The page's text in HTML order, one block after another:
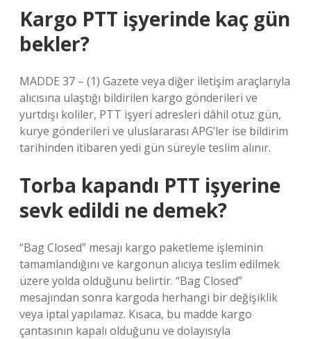
Kargo PTT işyerinde kaç gün
bekler?
MADDE 37 – (1) Gazete veya diğer iletişim araçlarıyla
alıcısına ulaştığı bildirilen kargo gönderileri ve
yurtdışı koliler, PTT işyeri adresleri dâhil otuz gün,
kurye gönderileri ve uluslararası APG’ler ise bildirim
tarihinden itibaren yedi gün süreyle teslim alınır.
Torba kapandı PTT işyerine
sevk edildi ne demek?
“Bag Closed” mesajı kargo paketleme işleminin
tamamlandığını ve kargonun alıcıya teslim edilmek
üzere yolda olduğunu belirtir. “Bag Closed”
mesajından sonra kargoda herhangi bir değişiklik
veya iptal yapılamaz. Kısaca, bu madde kargo
çantasının kapalı olduğunu ve dolayısıyla